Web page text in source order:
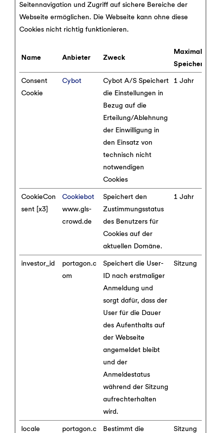
Seitennavigation und Zugriff auf sichere Bereiche der
Webseite ermöglichen. Die Webseite kann ohne diese
Cookies nicht richtig funktionieren.
Name Anbieter Zweck
Maximale
Consent
Cookie
Cybot
Cybot A/S Speichert
die Einstellungen in
Bezug auf die
Erteilung/Ablehnung
der Einwilligung in
den Einsatz von
technisch nicht
notwendigen
Cookies
1 Jahr
CookieCon
sent [x3]
Cookiebot
www.gls-
crowd.de
Speichert den
Zustimmungsstatus
des Benutzers für
Cookies auf der
aktuellen Domäne.
1 Jahr
investor_id
portagon.c
om
Speichert die User-
ID nach erstmaliger
Anmeldung und
sorgt dafür, dass der
User für die Dauer
des Aufenthalts auf
der Webseite
angemeldet bleibt
und der
Anmeldestatus
während der Sitzung
aufrechterhalten
wird.
Sitzung
locale
portagon.c
Bestimmt die
Sitzung